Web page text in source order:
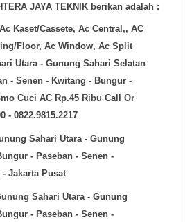
JAYA TEKNIK berikan adalah :
Kaset/Cassete, Ac Central,, AC
Floor, Ac Window, Ac Split
Utara - Gunung Sahari Selatan
- Senen - Kwitang - Bungur -
Cuci AC Rp.45 Ribu Call Or
- 0822.9815.2217
Sahari Utara - Gunung
- Paseban - Senen -
Jakarta Pusat
Sahari Utara - Gunung
- Paseban - Senen -